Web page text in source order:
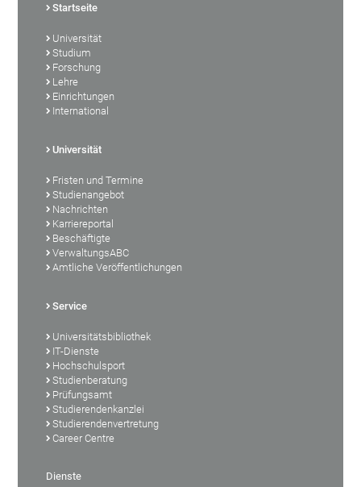
Startseite
Universität
Studium
Forschung
Lehre
Einrichtungen
International
Universität
Fristen und Termine
Studienangebot
Nachrichten
Karriereportal
Beschäftigte
VerwaltungsABC
Amtliche Veröffentlichungen
Service
Universitätsbibliothek
IT-Dienste
Hochschulsport
Studienberatung
Prüfungsamt
Studierendenkanzlei
Studierendenvertretung
Career Centre
Dienste